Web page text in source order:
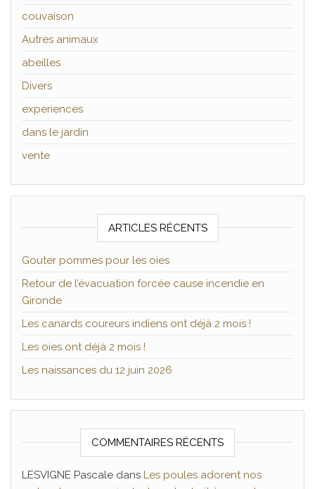
couvaison
Autres animaux
abeilles
Divers
experiences
dans le jardin
vente
ARTICLES RÉCENTS
Gouter pommes pour les oies
Retour de l’évacuation forcée cause incendie en
Gironde
Les canards coureurs indiens ont déjà 2 mois !
Les oies ont déjà 2 mois !
Les naissances du 12 juin 2026
COMMENTAIRES RÉCENTS
LESVIGNE Pascale dans Les poules adorent nos